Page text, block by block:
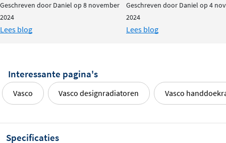
Voor retour links moet de stromingsbuis
handmatig naar de linkerkant worden verschoven.
Geschreven door Daniel op 8 november
2024
Lees blog
Geschreven door Daniel op 4
2024
Lees blog
Interessante pagina's
Vasco Vasco designradiatoren Vasco
Specificaties